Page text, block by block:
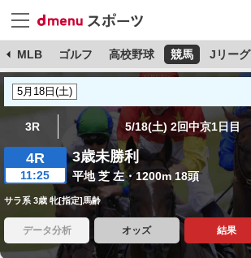
MLB ゴルフ 高校野球 競馬 Jリーグ
3R 5/18(土) 2回中京1日目
4R
11:25
3歳未勝利
平地 芝 左・1200m 18頭
サラ系 3歳 牝[指定]馬齢
データ分析 オッズ 結果